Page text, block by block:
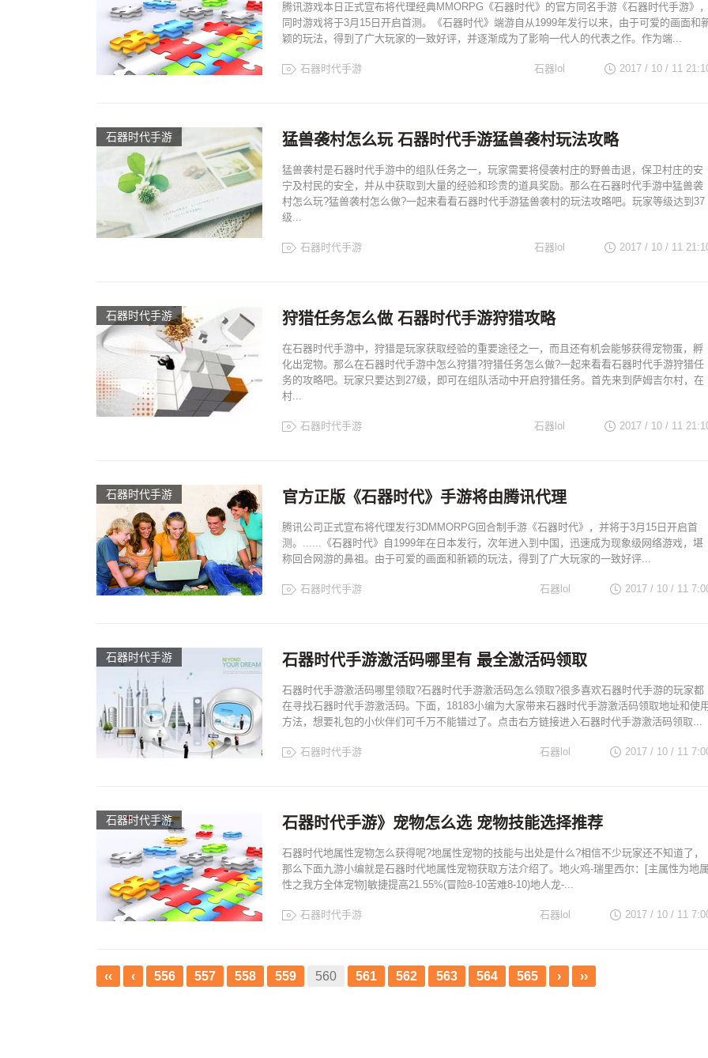
腾讯游戏本日正式宣布将代理经典MMORPG《石器时代》的官方同名手游《石器时代手游》
同时游戏将于3月15日开启首测。《石器时代》端游自从1999年发行以来，由于可爱的画面和
颖的玩法，得到了广大玩家的一致好评，并逐渐成为了影响一代人的代表之作。作为端...
石器时代手游 2017 / 10 / 11
石器lol
石器时代手游 猛兽袭村怎么玩 石器时代手游猛兽袭村玩法攻略
猛兽袭村是石器时代手游中的组队任务之一，玩家需要将侵袭村庄的野兽击退，保卫村庄的安
宁及村民的安全，并从中获取到大量的经验和珍贵的道具奖励。那么在石器时代手游中猛兽袭
村怎么玩?猛兽袭村怎么做?一起来看看石器时代手游猛兽袭村的玩法攻略吧。玩家等级达到37
级...
石器时代手游 2017 / 10 / 11
石器lol
石器时代手游 狩猎任务怎么做 石器时代手游狩猎攻略
在石器时代手游中，狩猎是玩家获取经验的重要途径之一，而且还有机会能够获得宠物蛋，孵
化出宠物。那么在石器时代手游中怎么狩猎?狩猎任务怎么做?一起来看看石器时代手游狩猎任
务的攻略吧。玩家只要达到27级，即可在组队活动中开启狩猎任务。首先来到萨姆吉尔村，在
村...
石器时代手游 2017 / 10 / 11
石器lol
石器时代手游 官方正版《石器时代》手游将由腾讯代理
腾讯公司正式宣布将代理发行3DMMORPG回合制手游《石器时代》，并将于3月15日开启首
测。......《石器时代》自1999年在日本发行，次年进入到中国，迅速成为现象级网络游戏，堪
称回合网游的鼻祖。由于可爱的画面和新颖的玩法，得到了广大玩家的一致好评...
石器时代手游 2017 / 10 / 11
石器lol
石器时代手游 石器时代手游激活码哪里有 最全激活码领取
石器时代手游激活码哪里领取?石器时代手游激活码怎么领取?很多喜欢石器时代手游的玩家都
在寻找石器时代手游激活码。下面，18183小编为大家带来石器时代手游激活码领取地址和使
方法，想要礼包的小伙伴们可千万不能错过了。点击右方链接进入石器时代手游激活码领取...
石器时代手游 2017 / 10 / 11
石器lol
石器时代手游 石器时代手游》宠物怎么选 宠物技能选择推荐
石器时代地属性宠物怎么获得呢?地属性宠物的技能与出处是什么?相信不少玩家还不知道了，
那么下面九游小编就是石器时代地属性宠物获取方法介绍了。地火鸡-瑞里西尔：[主属性为地
性之我方全体宠物]敏捷提高21.55%(冒险8-10苦难8-10)地人龙-...
石器时代手游 2017 / 10 / 11
石器lol
‹‹ ‹ 556 557 558 559 560 561 562 563 564 565 › ››